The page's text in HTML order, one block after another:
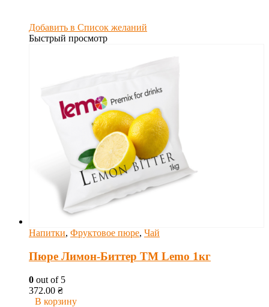
Добавить в Список желаний
Быстрый просмотр
Напитки, Фруктовое пюре, Чай
Пюре Лимон-Биттер ТМ Lemo 1кг
0 out of 5
372.00 ₴
В корзину